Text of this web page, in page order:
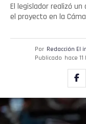
El legislador realizó
el proyecto en la
Por Redacción El
Publicado hace 11